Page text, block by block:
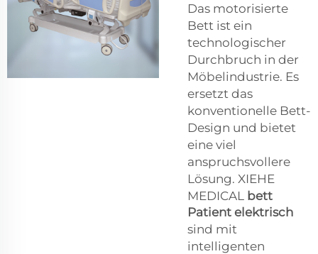
Das motorisierte
Bett ist ein
technologischer
Durchbruch in der
Möbelindustrie. Es
ersetzt das
konventionelle Bett-
Design und bietet
eine viel
anspruchsvollere
Lösung. XIEHE
MEDICAL bett
Patient elektrisch
sind mit
intelligenten